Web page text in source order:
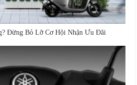
Đừng Bỏ Lỡ Cơ Hội Nhận Ưu Đãi